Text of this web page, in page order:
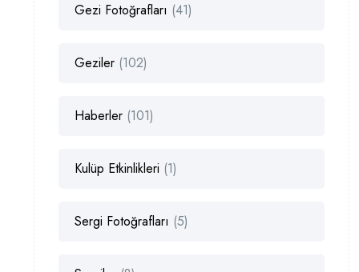
Gezi Fotoğrafları (41)
Geziler (102)
Haberler (101)
Kulüp Etkinlikleri (1)
Sergi Fotoğrafları (5)